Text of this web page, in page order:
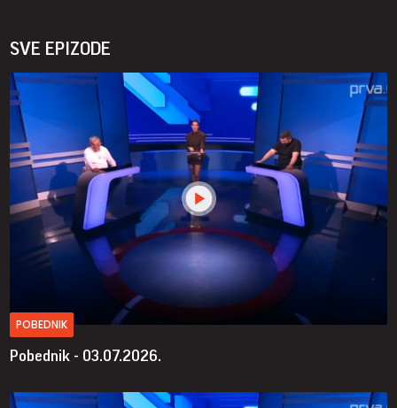
SVE EPIZODE
POBEDNIK
Pobednik - 03.07.2026.